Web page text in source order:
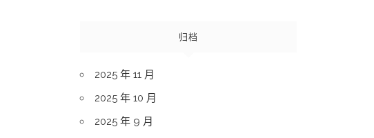
归档
2025 年 11 月
2025 年 10 月
2025 年 9 月